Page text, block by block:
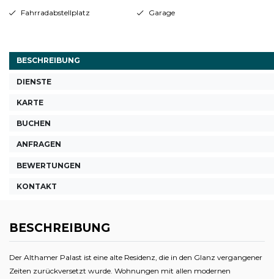
Fahrradabstellplatz Garage
BESCHREIBUNG
DIENSTE
KARTE
BUCHEN
ANFRAGEN
BEWERTUNGEN
KONTAKT
BESCHREIBUNG
Der Althamer Palast ist eine alte Residenz, die in den Glanz vergangener
Zeiten zurückversetzt wurde. Wohnungen mit allen modernen